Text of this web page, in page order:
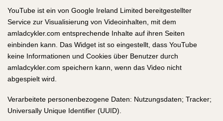
YouTube ist ein von Google Ireland Limited bereitgestellter
Service zur Visualisierung von Videoinhalten, mit dem
amladcykler.com entsprechende Inhalte auf ihren Seiten
einbinden kann. Das Widget ist so eingestellt, dass YouTube
keine Informationen und Cookies über Benutzer durch
amladcykler.com speichern kann, wenn das Video nicht
abgespielt wird.
Verarbeitete personenbezogene Daten: Nutzungsdaten; Tracker;
Universally Unique Identifier (UUID).